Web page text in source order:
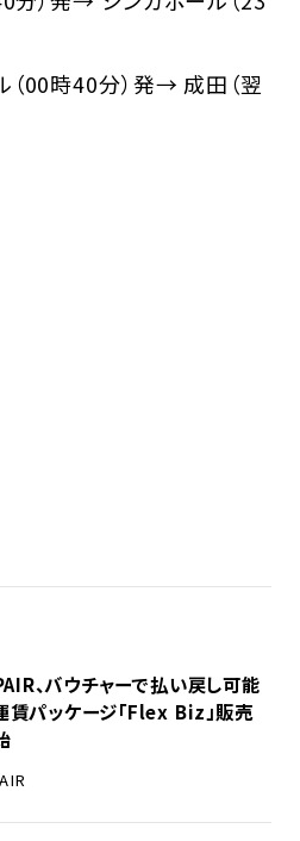
（00時40分）発→ 成田（翌
、バウチャーで払い戻し可能
賃パッケージ「Flex Biz」販売